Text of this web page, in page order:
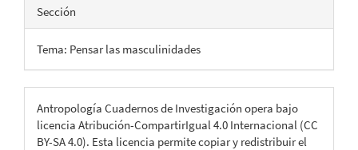
Sección
Tema: Pensar las masculinidades
Antropología Cuadernos de Investigación opera bajo
licencia Atribución-CompartirIgual 4.0 Internacional (CC
BY-SA 4.0). Esta licencia permite copiar y redistribuir el